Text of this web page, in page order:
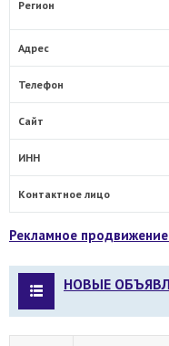
Регион
Адрес
Телефон
Сайт
ИНН
Контактное лицо
Рекламное
НОВЫЕ